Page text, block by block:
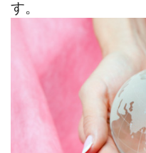
す。